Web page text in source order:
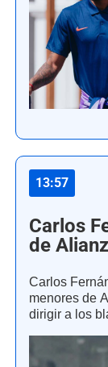
13:57
Carlos
de
Carlos
menores de
dirigir a los